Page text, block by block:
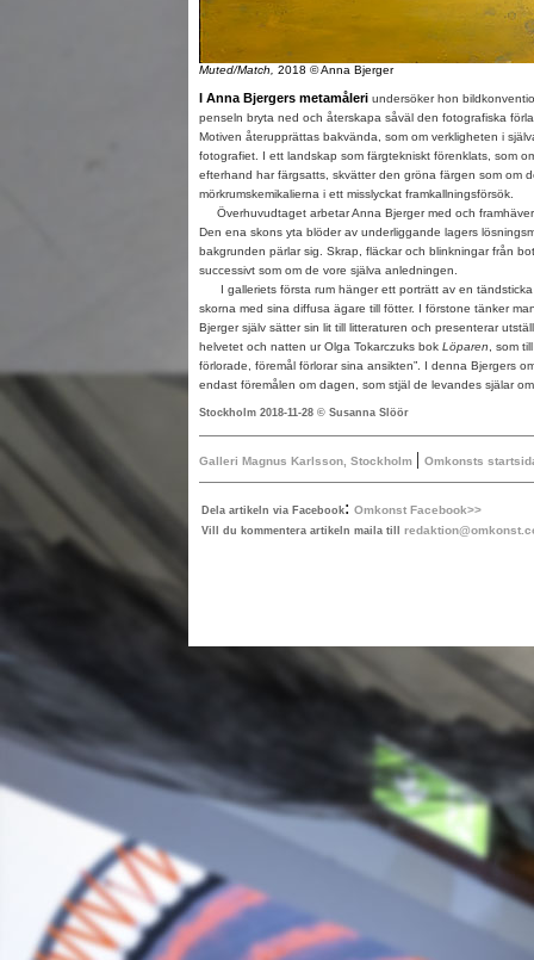
Muted/Match, 2018 © Anna Bjerger
I Anna Bjergers metamåleri undersöker hon
penseln bryta ned och återskapa såväl den fotografiska
Motiven återupprättas bakvända, som om verkligheten i
fotografiet. I ett landskap som färgtekniskt förenklats, som
efterhand har färgsatts, skvätter den gröna färgen som om
mörkrumskemikalierna i ett misslyckat framkallningsförsök.
Överhuvudtaget arbetar Anna Bjerger med och
Den ena skons yta blöder av underliggande lagers
bakgrunden pärlar sig. Skrap, fläckar och blinkningar från
successivt som om de vore själva anledningen.
I galleriets första rum hänger ett porträtt av en tändsticka
skorna med sina diffusa ägare till fötter. I förstone tänker
Bjerger själv sätter sin lit till litteraturen och presenterar
helvetet och natten ur Olga Tokarczuks bok Löparen , som
förlorade, föremål förlorar sina ansikten”. I denna Bjergers
endast föremålen om dagen, som stjäl de levandes själar
Stockholm 2018-11-28 © Susanna Slöör
Galleri Magnus Karlsson, Stockholm | Omkonsts
Dela artikeln via Facebook: Omkonst Facebook>>
Vill du kommentera artikeln maila till